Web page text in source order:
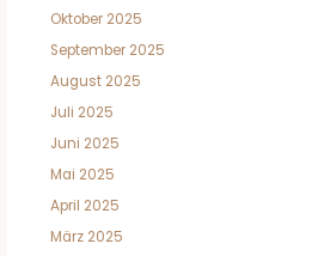
Oktober 2025
September 2025
August 2025
Juli 2025
Juni 2025
Mai 2025
April 2025
März 2025